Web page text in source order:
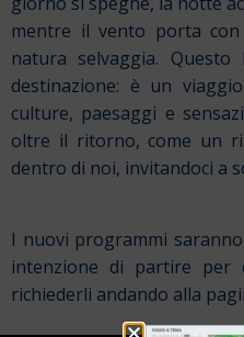
mentre il vento porta
natura selvaggia.
destinazione: è un
culture, paesaggi e
oltre il ritorno, come un
dentro di noi, invitandoci a
I nuovi programmi
intenzione di partire per
richiederli andando alla